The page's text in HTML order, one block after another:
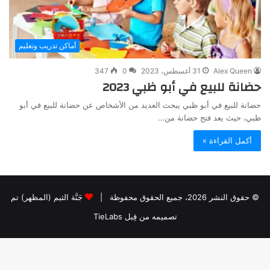
أماكن تدريب وتعليم
Alex Queen 31 أغسطس، 2023 0
347
حضانة للبيع في أبو ظبي 2023
حضانة للبيع في أبو ظبي يبحث العديد من الأشخاص عن حضانة للبيع في أبو
ظبي، حيث يعد فتح حضانة من…
أكمل القراءة »
© حقوق النشر 2026، جميع الحقوق محفوظة |
جَنَّة الثيم (المظهر) تم
تصميمه من قِبل TieLabs